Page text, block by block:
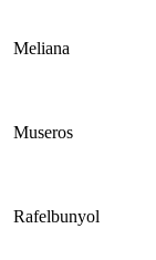
Meliana
Museros
Rafelbunyol